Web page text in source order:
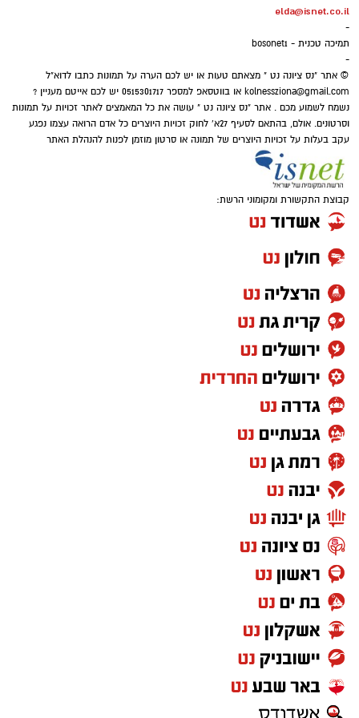
הכסף שנעלם בשקט: כך דמי הניהול שוחקים
לפנסיונרים אלפי שקלים
אבל מה שלא עולה לנו בראש זה שהאדם ה'עני'
וה'נזקק' לנו ביותר ושהוא הכי קרוב אלינו ותלוי רק
בואו אם כן נלמד כיצד התורה מגדירה את האדם
ה'נזקק' בהקשר של מצוות ה'צדקה' הנאמרת
בפרשת השבוע וכך נאמר: "כי יהיה בך אביון..." מה
פשר המונח 'בך' אביון?.
וכי האביון הוא בי הרי האביון הוא זולתי? אלא
איזהו אביון שהוא 'בך' כלומר, שהוא תלוי בך בלבד,
שעיניו נשואות רק אליך, שהוא הכי קרוב אליך, זהו
בן הזוג שלך! והתורה ממשיכה: "לא תאמץ את
לבבך... כי פתח תפתח את ידך לו והעבט תעביטנו
די מחסורו אשר יחסר לו".
כלומר, אל תאמץ את לבך אלא פתח את לבך אליו,
מתי 'פתיחת הלב' נצרכת, דווקא לחלק ה"אחר
והשונה" שקיים בבן הזוג שלנו, להכיל את 'רגשותיו'
'חוויותיו', להקשיב לדיבורו ולשמוע את דעתו גם
ובעיקר כאשר הם אינם עולים בקנה אחד עם
דעותינו או רגשותינו, כי עבור החלקים בבן הזוג
שהם תואמים את החוויה שלנו אין צורך בציווי של
התורה על 'פתיחת הלב' עבורם, משום שהלב
elda@isnet.co.il
-
תמיכה טכנית - bosonet1
-
© אתר "נס ציונה נט " מצאתם טעות או יש לכם הערה על תמונות כתבו לדוא"ל
kolnessziona@gmail.com
או בווטסאפ למספר 0515301717 יש לכם אייטם מעניין ?
נשמח לשמוע מכם . אתר "נס ציונה נט " עושה את כל המאמצים לאתר זכויות על תמונות
וסרטונים. אולם, בהתאם לסעיף 27א' לחוק זכויות היוצרים כל אדם הרואה עצמו נפגע
עקב בעלות על זכויות היוצרים של תמונה או סרטון מוזמן לפנות להנהלת האתר
קבוצת התקשורת ומקומוני הרשת: